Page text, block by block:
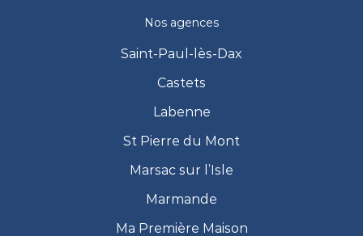
Nos agences
Saint-Paul-lès-Dax
Castets
Labenne
St Pierre du Mont
Marsac sur l’Isle
Marmande
Ma Première Maison